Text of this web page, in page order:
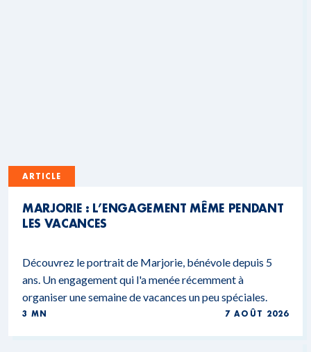
ARTICLE
MARJORIE : L’ENGAGEMENT MÊME PENDANT
LES VACANCES
Découvrez le portrait de Marjorie, bénévole depuis 5
ans. Un engagement qui l'a menée récemment à
organiser une semaine de vacances un peu spéciales.
3 MN 7 AOÛT 2026